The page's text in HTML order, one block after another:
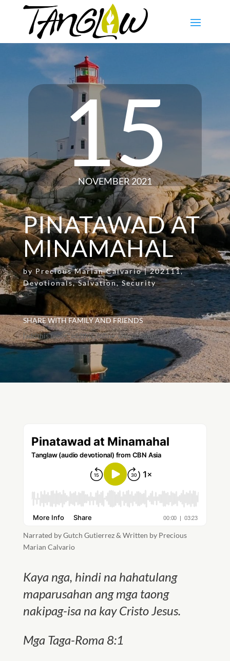
15
NOVEMBER 2021
PINATAWAD AT
MINAMAHAL
byPrecious Marian Calvario|202111,
Devotionals,Salvation,Security
SHARE WITH FAMILY AND FRIENDS
[addthis tool="addthis_inline_share_toolbox"]
Narrated by Gutch Gutierrez & Written by Precious
Marian Calvario
Kaya nga, hindi na hahatulang
maparusahan ang mga taong
nakipag-isa na kay Cristo Jesus.
Mga Taga-Roma 8:1